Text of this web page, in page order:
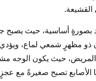
بصورةٍ أساسية، حيث يصبح
ذو مظهرٍ شمعي لماع،
حيث يكون الوجه
الأصابع تصبح صغيرةً مع